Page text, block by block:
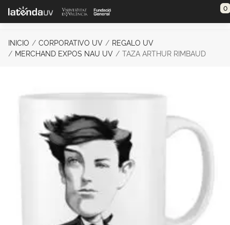
Saltar al contenido principal 0
INICIO CORPORATIVO UV
REGALO UV
MERCHAND EXPOS NAU UV
TAZA ARTHUR RIMBAUD